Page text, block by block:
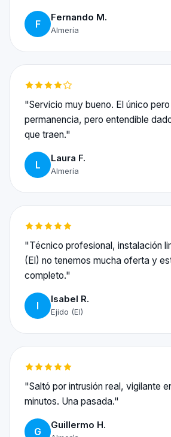
F
Fernando M.
Almería
"Servicio muy bueno. El único
permanencia, pero entendible
que traen."
L
Laura F.
Almería
"Técnico profesional, instalación
(El) no tenemos mucha oferta y
completo."
I
Isabel R.
Ejido (El)
"Saltó por intrusión real, vigilante
minutos. Una pasada."
G
Guillermo H.